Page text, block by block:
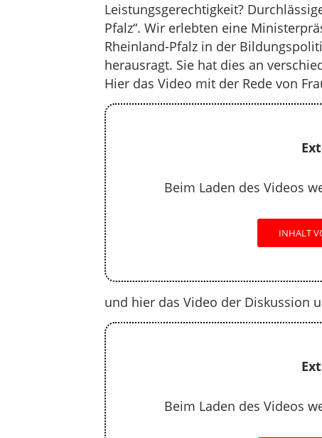
Leistungsgerechtigkeit?
Pfalz“. Wir erlebten eine
Rheinland-Pfalz in der
herausragt. Sie hat dies an
Hier das Video mit der Rede von
Beim Laden des Videos
INHALT
und hier das Video der Diskussion
Beim Laden des Videos